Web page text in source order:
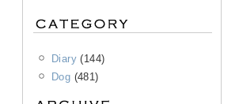
Diary(144)
Dog (481)